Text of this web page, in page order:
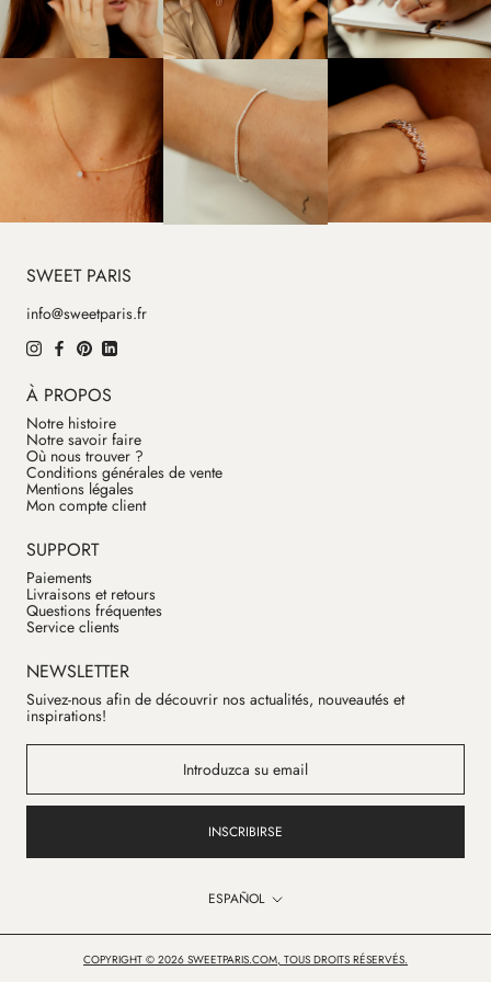
SWEET PARIS
info@sweetparis.fr
À PROPOS
Notre histoire
Notre savoir faire
Où nous trouver ?
Conditions générales de vente
Mentions légales
Mon compte client
SUPPORT
Paiements
Livraisons et retours
Questions fréquentes
Service clients
NEWSLETTER
Suivez-nous afin de découvrir nos actualités, nouveautés et
inspirations!
INSCRIBIRSE
Idioma
ESPAÑOL
COPYRIGHT © 2026 SWEETPARIS.COM, TOUS DROITS RÉSERVÉS.